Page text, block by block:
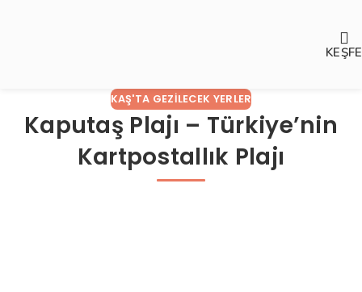
KAŞ'TA GEZILECEK YERLER
Kaputaş Plajı – Türkiye’nin
Kartpostallık Plajı